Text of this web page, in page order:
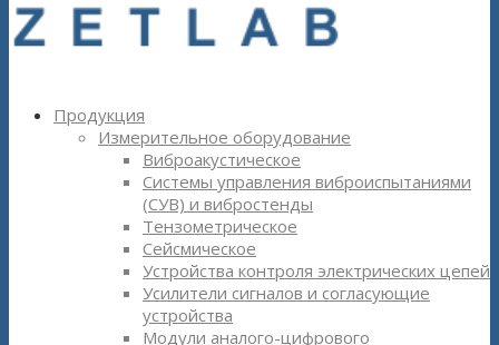
Продукция
Измерительное оборудование
Виброакустическое
Системы управления виброиспытаниями
(СУВ) и вибростенды
Тензометрическое
Сейсмическое
Устройства контроля электрических цепей
Усилители сигналов и согласующие
устройства
Модули аналого-цифрового